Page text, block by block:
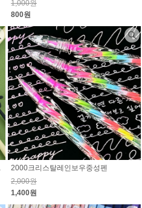
1,000원
800원
가격
2000크리스탈레인보우중성펜
2,000원
1,400원